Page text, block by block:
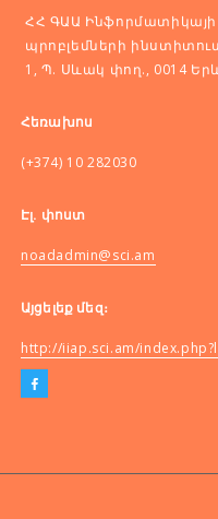
ՀՀ ԳԱԱ
պրոբլեմների
1, Պ. Սևակ փող., 0014
Հեռախոս
(+374) 10 282030
Էլ. փոստ
noadadmin@sci.am
Այցելեք մեզ։
http://iiap.sci.am/